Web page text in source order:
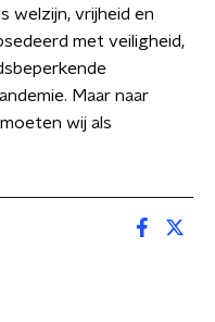
welzijn, vrijheid en
met veiligheid,
Maar naar
wij als